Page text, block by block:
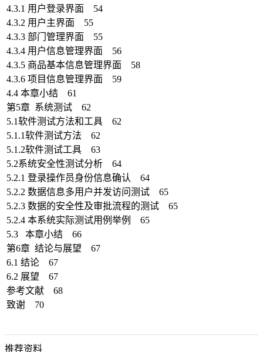
4.3.1 用户登录界面 54
4.3.2 用户主界面 55
4.3.3 部门管理界面 55
4.3.4 用户信息管理界面 56
4.3.5 商品基本信息管理界面 58
4.3.6 项目信息管理界面 59
4.4 本章小结 61
第5章 系统测试 62
5.1软件测试方法和工具 62
5.1.1软件测试方法 62
5.1.2软件测试工具 63
5.2系统安全性测试分析 64
5.2.1 登录操作员身份信息确认 64
5.2.2 数据信息多用户并发访问测试 65
5.2.3 数据的安全性及审批流程的测试 65
5.2.4 本系统实际测试用例举例 65
5.3 本章小结 66
第6章 结论与展望 67
6.1 结论 67
6.2 展望 67
参考文献 68
致谢 70
推荐资料